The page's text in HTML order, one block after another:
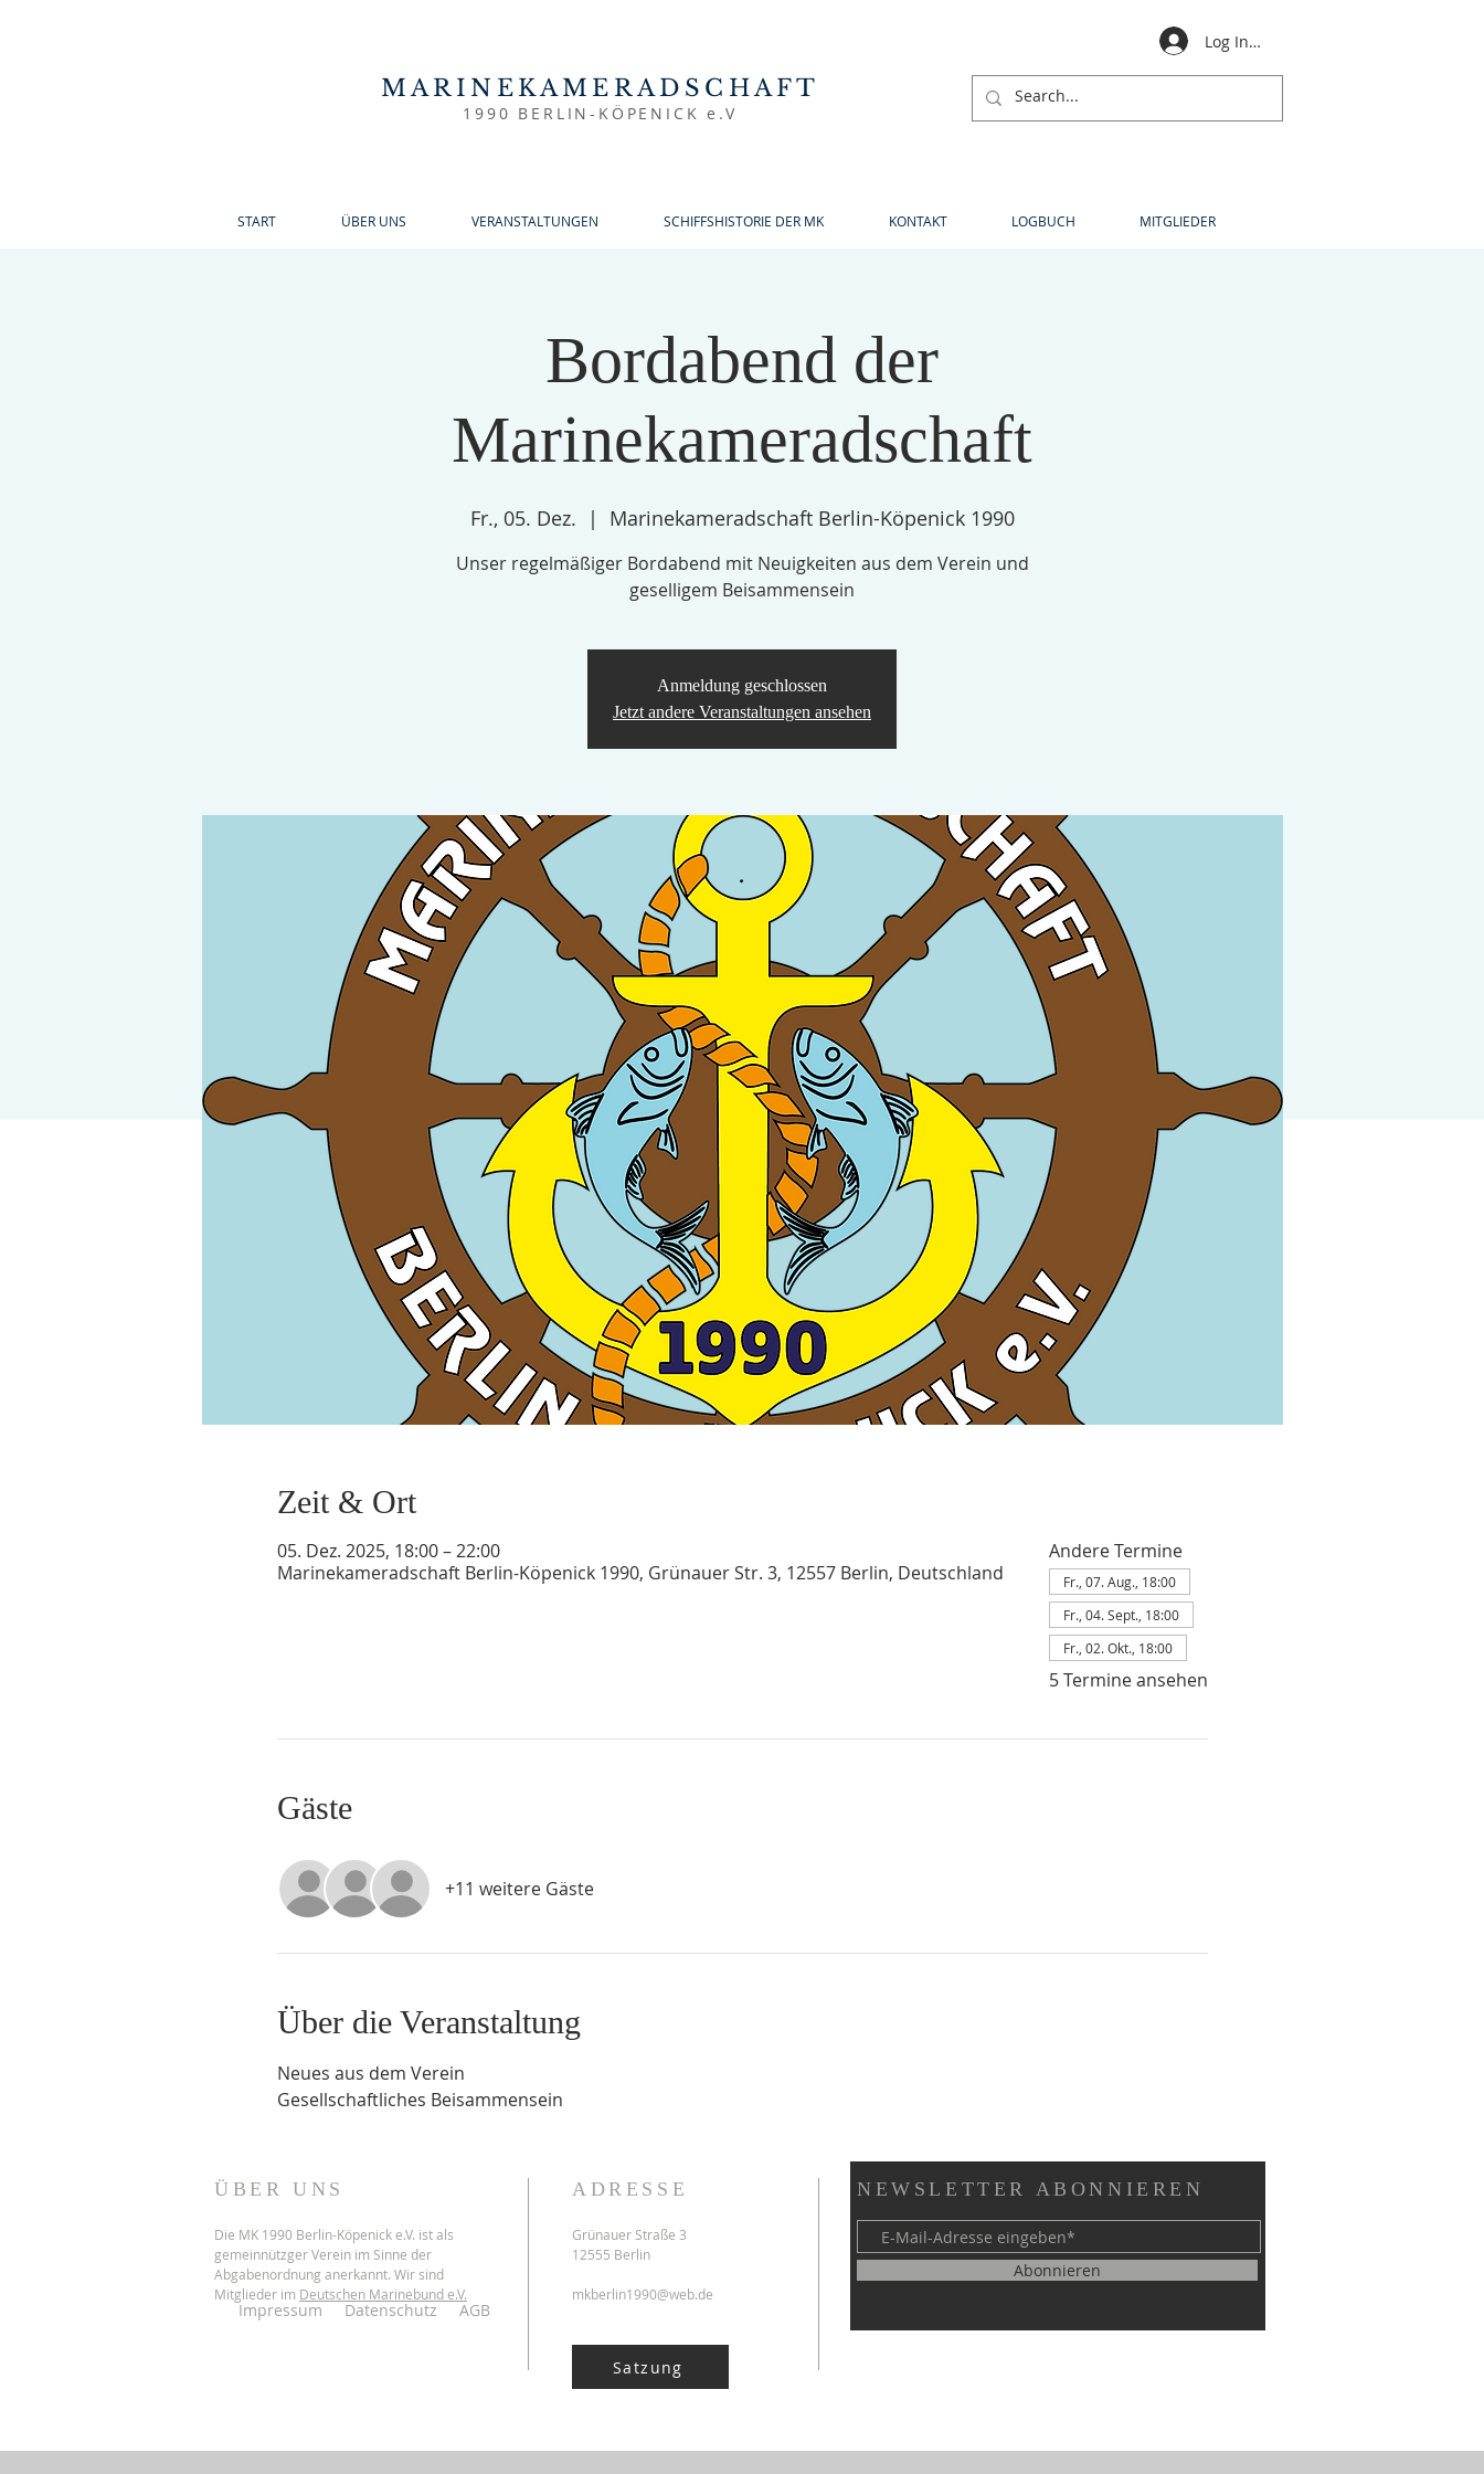
MARINEKAMERADSCHAFT
1990 BERLIN-KÖPENICK e.V
Log In für Mitglieder
START ÜBER UNS VERANSTALTUNGEN SCHIFFSHISTORIE DER MK KONTAKT LOGBUCH MITGLIEDER
Bordabend der
Marinekameradschaft
Fr., 05. Dez.
  |
Marinekameradschaft Berlin-Köpenick 1990
Unser regelmäßiger Bordabend mit Neuigkeiten aus dem Verein und
geselligem Beisammensein
Anmeldung geschlossen
Jetzt andere Veranstaltungen ansehen
Zeit & Ort
05. Dez. 2025, 18:00 – 22:00
Marinekameradschaft Berlin-Köpenick 1990, Grünauer Str. 3, 12557 Berlin, Deutschland
Andere Termine
Fr., 07. Aug., 18:00
Fr., 04. Sept., 18:00
Fr., 02. Okt., 18:00
5 Termine ansehen
Gäste
+11 weitere Gäste
Über die Veranstaltung
Neues aus dem Verein
Gesellschaftliches Beisammensein
ÜBER UNS
Die MK 1990 Berlin-Köpenick e.V. ist als
gemeinnützger Verein im Sinne der
Abgabenordnung anerkannt. Wir sind
Mitglieder im Deutschen Marinebund e.V.
ADRESSE
Grünauer Straße 3
12555 Berlin
mkberlin1990@web.de
Satzung
Impressum Datenschutz AGB
NEWSLETTER ABONNIEREN
Abonnieren